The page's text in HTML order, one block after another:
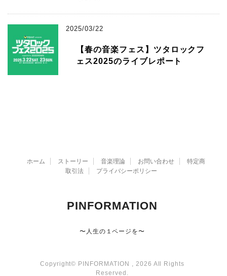
2025/03/22
【春の音楽フェス】ツタロックフ
ェス2025のライブレポート
ホーム ストーリー 音楽理論 お問い合わせ
特定商
取引法
プライバシーポリシー
PINFORMATION
〜人生の１ページを〜
Copyright© PINFORMATION , 2026 All Rights
Reserved.